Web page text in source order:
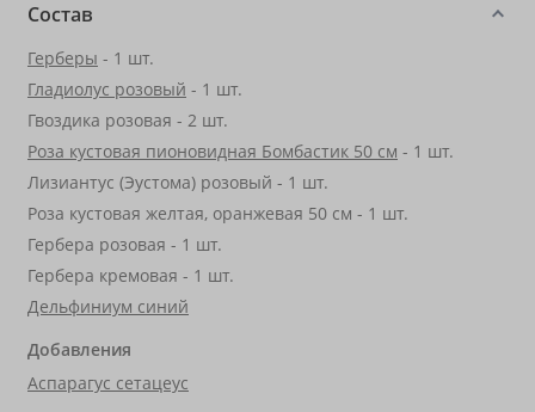
Состав
Герберы - 1 шт.
Гладиолус розовый - 1 шт.
Гвоздика розовая - 2 шт.
Роза кустовая пионовидная Бомбастик 50 см - 1 шт.
Лизиантус (Эустома) розовый - 1 шт.
Роза кустовая желтая, оранжевая 50 см - 1 шт.
Гербера розовая - 1 шт.
Гербера кремовая - 1 шт.
Дельфиниум синий
Добавления
Аспарагус сетацеус